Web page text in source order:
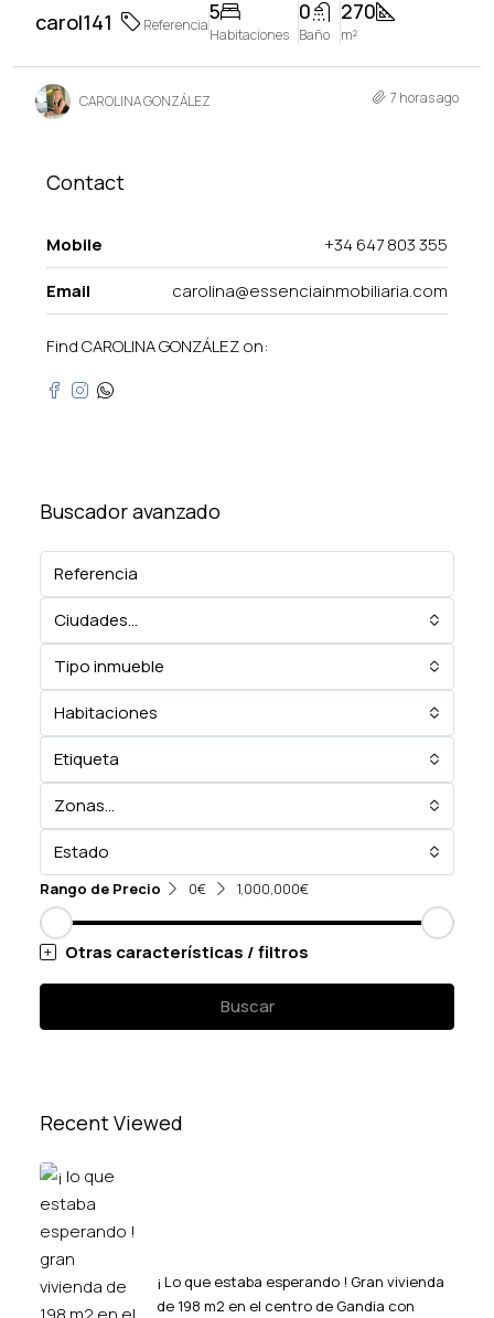
carol141 Referencia
5
Habitaciones
0
Baño
270
m²
CAROLINA GONZÁLEZ 7 horas ago
Contact
Mobile
+34 647 803 355
Email
carolina@essenciainmobiliaria.com
Find CAROLINA GONZÁLEZ on:
Buscador avanzado
Ciudades...
Tipo inmueble
Habitaciones
Etiqueta
Zonas...
Estado
Rango de Precio 0€ 1,000,000€
Otras características / filtros
Buscar
Recent Viewed
¡ Lo que estaba esperando ! Gran vivienda
de 198 m2 en el centro de Gandia con